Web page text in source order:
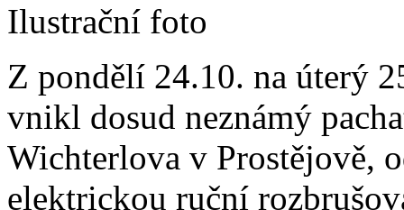
Ilustrační foto
Z pondělí 24.10. na úterý
vnikl dosud neznámý
Wichterlova v Prostějově,
elektrickou ruční